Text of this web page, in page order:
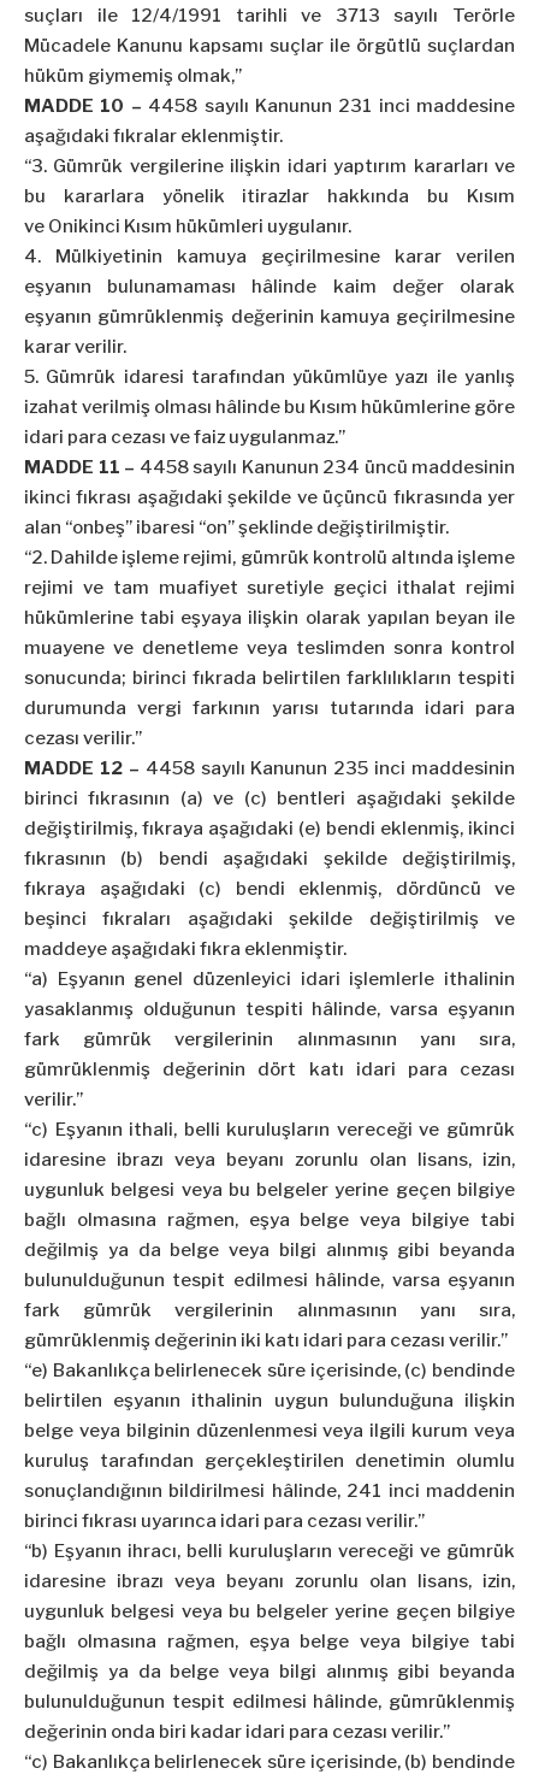
suçları ile 12/4/1991 tarihli ve 3713 sayılı Terörle
Mücadele Kanunu kapsamı suçlar ile örgütlü suçlardan
hüküm giymemiş olmak,”
MADDE 10 – 4458 sayılı Kanunun 231 inci maddesine
aşağıdaki fıkralar eklenmiştir.
“3. Gümrük vergilerine ilişkin idari yaptırım kararları ve
bu kararlara yönelik itirazlar hakkında bu Kısım
ve Onikinci Kısım hükümleri uygulanır.
4. Mülkiyetinin kamuya geçirilmesine karar verilen
eşyanın bulunamaması hâlinde kaim değer olarak
eşyanın gümrüklenmiş değerinin kamuya geçirilmesine
karar verilir.
5. Gümrük idaresi tarafından yükümlüye yazı ile yanlış
izahat verilmiş olması hâlinde bu Kısım hükümlerine göre
idari para cezası ve faiz uygulanmaz.”
MADDE 11 – 4458 sayılı Kanunun 234 üncü maddesinin
ikinci fıkrası aşağıdaki şekilde ve üçüncü fıkrasında yer
alan “onbeş” ibaresi “on” şeklinde değiştirilmiştir.
“2. Dahilde işleme rejimi, gümrük kontrolü altında işleme
rejimi ve tam muafiyet suretiyle geçici ithalat rejimi
hükümlerine tabi eşyaya ilişkin olarak yapılan beyan ile
muayene ve denetleme veya teslimden sonra kontrol
sonucunda; birinci fıkrada belirtilen farklılıkların tespiti
durumunda vergi farkının yarısı tutarında idari para
cezası verilir.”
MADDE 12 – 4458 sayılı Kanunun 235 inci maddesinin
birinci fıkrasının (a) ve (c) bentleri aşağıdaki şekilde
değiştirilmiş, fıkraya aşağıdaki (e) bendi eklenmiş, ikinci
fıkrasının (b) bendi aşağıdaki şekilde değiştirilmiş,
fıkraya aşağıdaki (c) bendi eklenmiş, dördüncü ve
beşinci fıkraları aşağıdaki şekilde değiştirilmiş ve
maddeye aşağıdaki fıkra eklenmiştir.
“a) Eşyanın genel düzenleyici idari işlemlerle ithalinin
yasaklanmış olduğunun tespiti hâlinde, varsa eşyanın
fark gümrük vergilerinin alınmasının yanı sıra,
gümrüklenmiş değerinin dört katı idari para cezası
verilir.”
“c) Eşyanın ithali, belli kuruluşların vereceği ve gümrük
idaresine ibrazı veya beyanı zorunlu olan lisans, izin,
uygunluk belgesi veya bu belgeler yerine geçen bilgiye
bağlı olmasına rağmen, eşya belge veya bilgiye tabi
değilmiş ya da belge veya bilgi alınmış gibi beyanda
bulunulduğunun tespit edilmesi hâlinde, varsa eşyanın
fark gümrük vergilerinin alınmasının yanı sıra,
gümrüklenmiş değerinin iki katı idari para cezası verilir.”
“e) Bakanlıkça belirlenecek süre içerisinde, (c) bendinde
belirtilen eşyanın ithalinin uygun bulunduğuna ilişkin
belge veya bilginin düzenlenmesi veya ilgili kurum veya
kuruluş tarafından gerçekleştirilen denetimin olumlu
sonuçlandığının bildirilmesi hâlinde, 241 inci maddenin
birinci fıkrası uyarınca idari para cezası verilir.”
“b) Eşyanın ihracı, belli kuruluşların vereceği ve gümrük
idaresine ibrazı veya beyanı zorunlu olan lisans, izin,
uygunluk belgesi veya bu belgeler yerine geçen bilgiye
bağlı olmasına rağmen, eşya belge veya bilgiye tabi
değilmiş ya da belge veya bilgi alınmış gibi beyanda
bulunulduğunun tespit edilmesi hâlinde, gümrüklenmiş
değerinin onda biri kadar idari para cezası verilir.”
“c) Bakanlıkça belirlenecek süre içerisinde, (b) bendinde